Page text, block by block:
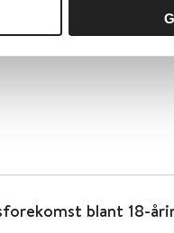
blant 18-